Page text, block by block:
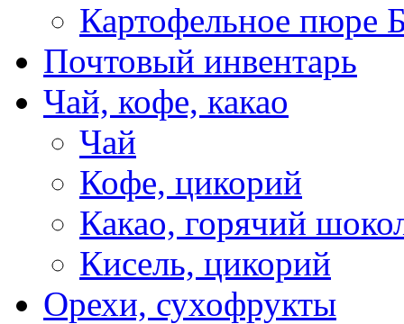
Картофельное пюре
Почтовый инвентарь
Чай, кофе, какао
Чай
Кофе, цикорий
Какао, горячий
Кисель, цикорий
Орехи, сухофрукты